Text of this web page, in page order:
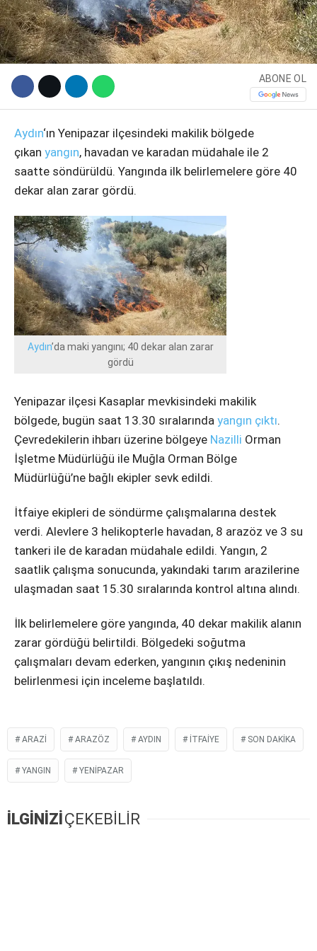
Facebook
Instagram
ABONE OL
Aydın‘ın Yenipazar ilçesindeki makilik bölgede
çıkan yangın, havadan ve karadan müdahale ile 2
saatte söndürüldü. Yangında ilk belirlemelere göre 40
dekar alan zarar gördü.
Aydın’da maki yangını; 40 dekar alan zarar
gördü
Yenipazar ilçesi Kasaplar mevkisindeki makilik
bölgede, bugün saat 13.30 sıralarında yangın çıktı.
Çevredekilerin ihbarı üzerine bölgeye Nazilli Orman
İşletme Müdürlüğü ile Muğla Orman Bölge
Müdürlüğü’ne bağlı ekipler sevk edildi.
İtfaiye ekipleri de söndürme çalışmalarına destek
verdi. Alevlere 3 helikopterle havadan, 8 arazöz ve 3 su
tankeri ile de karadan müdahale edildi. Yangın, 2
saatlik çalışma sonucunda, yakındaki tarım arazilerine
ulaşmadan saat 15.30 sıralarında kontrol altına alındı.
İlk belirlemelere göre yangında, 40 dekar makilik alanın
zarar gördüğü belirtildi. Bölgedeki soğutma
çalışmaları devam ederken, yangının çıkış nedeninin
belirlenmesi için inceleme başlatıldı.
ARAZI ARAZÖZ AYDIN ITFAIYE SON DAKIKA
YANGIN YENIPAZAR
İLGİNİZİÇEKEBİLİR